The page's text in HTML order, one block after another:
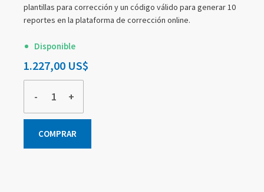
plantillas para corrección y un código válido para generar 10
reportes en la plataforma de corrección online.
Disponible
1.227,00 US$
- +
COMPRAR